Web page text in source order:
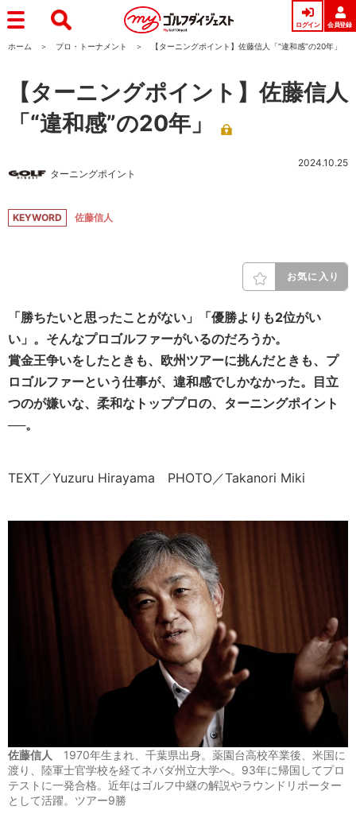
ログイン 会員登録
ホーム プロ・トーナメント 【ターニングポイント】佐藤信人「“違和感”の20年」
【ターニングポイント】佐藤信人
「“違和感”の20年」
ターニングポイント
2024.10.25
KEYWORD 佐藤信人
お気に入り
「勝ちたいと思ったことがない」「優勝よりも2位がい
い」。そんなプロゴルファーがいるのだろうか。
賞金王争いをしたときも、欧州ツアーに挑んだときも、プ
ロゴルファーという仕事が、違和感でしかなかった。目立
つのが嫌いな、柔和なトッププロの、ターニングポイント
──。
TEXT／Yuzuru Hirayama PHOTO／Takanori Miki
佐藤信人
1970年生まれ、千葉県出身。薬園台高校卒業後、米国に
渡り、陸軍士官学校を経てネバダ州立大学へ。93年に帰国してプロ
テストに一発合格。近年はゴルフ中継の解説やラウンドリポーター
として活躍。ツアー9勝